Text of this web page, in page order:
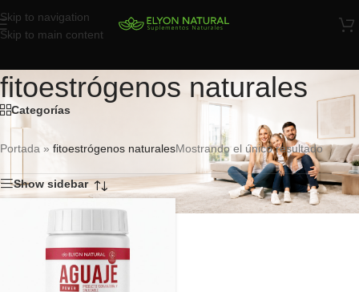
Skip to navigation
Skip to main content
fitoestrógenos naturales
Categorías
Portada » fitoestrógenos naturalesMostrando el único resultado
Show sidebar